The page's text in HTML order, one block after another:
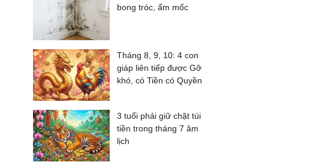
bong tróc, ẩm mốc
Tháng 8, 9, 10: 4 con
giáp liên tiếp được Gỡ
khó, có Tiền có Quyền
3 tuổi phải giữ chặt túi
tiền trong tháng 7 âm
lịch